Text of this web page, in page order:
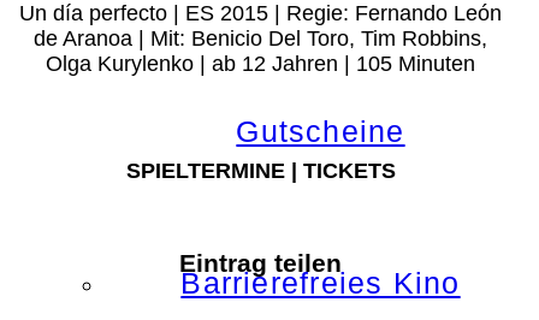
Gutscheine
Barrierefreies Kino
Un día perfecto | ES 2015 | Regie: Fernando León
de Aranoa | Mit: Benicio Del Toro, Tim Robbins,
Olga Kurylenko | ab 12 Jahren | 105 Minuten
SPIELTERMINE | TICKETS
Eintrag teilen